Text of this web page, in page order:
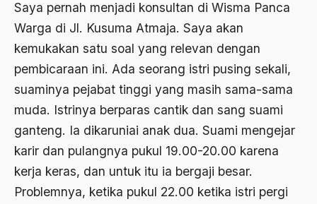
Saya pernah menjadi konsultan di Wisma Panca
Warga di Jl. Kusuma Atmaja. Saya akan
kemukakan satu soal yang relevan dengan
pembicaraan ini. Ada seorang istri pusing sekali,
suaminya pejabat tinggi yang masih sama-sama
muda. Istrinya berparas cantik dan sang suami
ganteng. Ia dikaruniai anak dua. Suami mengejar
karir dan pulangnya pukul 19.00-20.00 karena
kerja keras, dan untuk itu ia bergaji besar.
Problemnya, ketika pukul 22.00 ketika istri pergi
buddha
Budha
Bugis
Buku "1492"
Buku P4
Buku Primadosa
Bulgaria